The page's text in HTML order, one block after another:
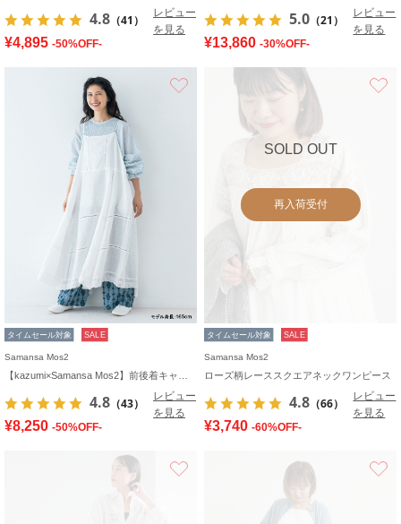
4.8 （41）
レビュー
を見る
¥4,895 -50%OFF-
5.0 （21）
レビュー
を見る
¥13,860 -30%OFF-
タイムセール対象 SALE
Samansa Mos2
4.8 （43）
レビュー
を見る
¥8,250 -50%OFF-
SOLD OUT
再入荷受付
タイムセール対象 SALE
Samansa Mos2
ローズ柄レーススクエアネックワンピース
4.8 （66）
レビュー
を見る
¥3,740 -60%OFF-